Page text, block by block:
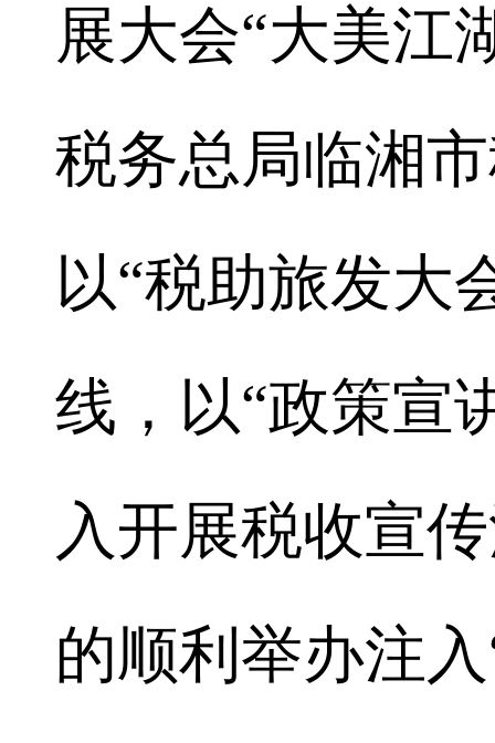
展大会“大美江
税务总局临湘
以“税助旅发大
线，以“政策宣
入开展税收宣
的顺利举办注